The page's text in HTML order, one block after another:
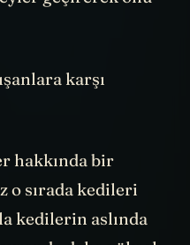
karşı
hakkında bir
o sırada kedileri
kedilerin aslında